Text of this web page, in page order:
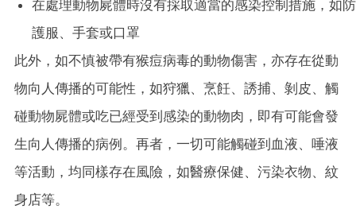
在處理動物屍體時沒有採取適當的感染控制措施，如防
護服、手套或口罩
此外，如不慎被帶有猴痘病毒的動物傷害，亦存在從動
物向人傳播的可能性，如狩獵、烹飪、誘捕、剝皮、觸
碰動物屍體或吃已經受到感染的動物肉，即有可能會發
生向人傳播的病例。再者，一切可能觸碰到血液、唾液
等活動，均同樣存在風險，如醫療保健、污染衣物、紋
身店等。